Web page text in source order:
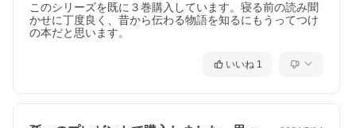
このシリーズを既に３巻購入しています。寝る前の読み聞
かせに丁度良く、昔から伝わる物語を知るにもうってつけ
の本だと思います。
いいね 1